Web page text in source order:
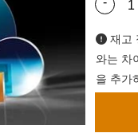
재고
와는 차
을 추가